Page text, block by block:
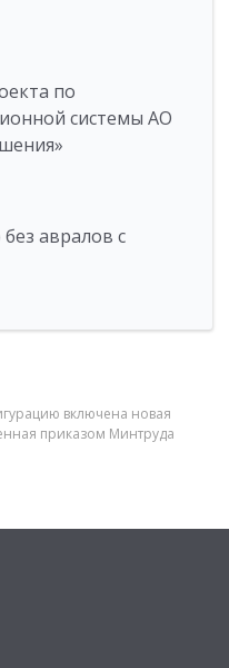
по
системы АО
авралов с
включена новая
приказом Минтруда